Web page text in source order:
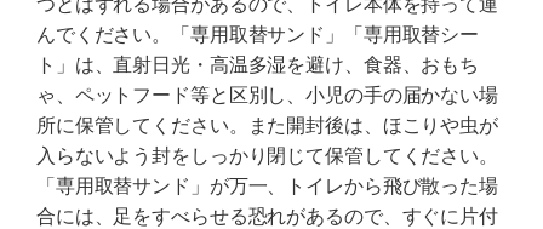
んでください。「専用取替サンド」「専用取替シー
ト」は、直射日光・高温多湿を避け、食器、おもち
ゃ、ペットフード等と区別し、小児の手の届かない場
所に保管してください。また開封後は、ほこりや虫が
入らないよう封をしっかり閉じて保管してください。
「専用取替サンド」が万一、トイレから飛び散った場
合には、足をすべらせる恐れがあるので、すぐに片付